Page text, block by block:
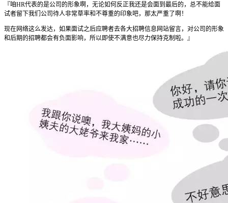
『咱HR代表的是公司的形象啊，无论如何反正我还是会面到最后的，总不能给面
试者留下我们公司待人非常草率和不尊重的印象吧，那太严重了啊！
现在网络这么发达，如果面试之后应聘者去各大招聘信息网站留言，对公司的形象
和后期的招聘都会有负面影响，所以即使不满意也尽力保持克制啦。』